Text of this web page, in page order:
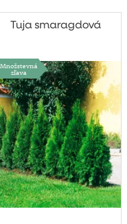
Tuja smaragdová
Množstevná
zľava